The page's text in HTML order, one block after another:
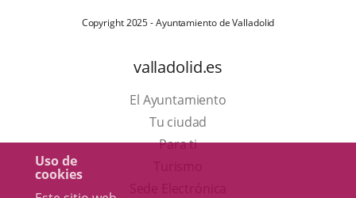
Uso de
cookies
Copyright 2025 - Ayuntamiento de Valladolid
valladolid.es
El Ayuntamiento
Tu ciudad
Para ti